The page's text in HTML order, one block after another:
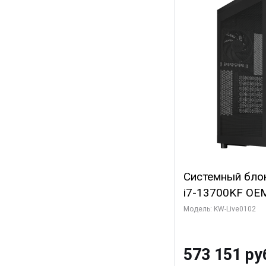
Системный
i7-13700KF
7, C16 8EC/
Turbo/ 960 ГБ
Модель: KW-Live0102
573 151